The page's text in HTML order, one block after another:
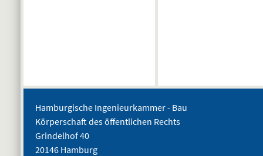
Hamburgische Ingenieurkammer - Bau
Körperschaft des öffentlichen Rechts
Grindelhof 40
20146 Hamburg